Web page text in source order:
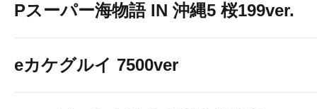
Pスーパー海物語 IN 沖縄5 桜199ver.
eカケグルイ 7500ver